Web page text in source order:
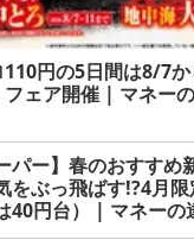
110円の5日間は8/7
フェア開催 | マネー
パー】春のおすす
をぶっ飛ばす!?4月
40円台） | マネーの